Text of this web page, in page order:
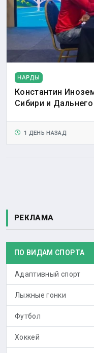
НАРДЫ
Константин
Сибири и
1 ДЕНЬ НАЗАД
РЕКЛАМА
ПО ВИДАМ СПОРТА
Адаптивный спорт
Лыжные гонки
Футбол
Хоккей